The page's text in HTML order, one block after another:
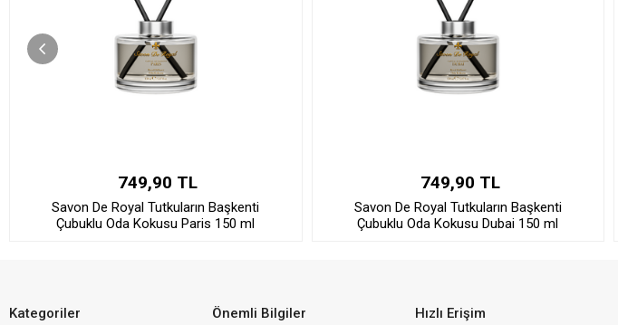
749,90 TL
Savon De Royal Tutkuların Başkenti
Çubuklu Oda Kokusu Paris 150 ml
749,90 TL
Savon De Royal Tutkuların Başkenti
Çubuklu Oda Kokusu Dubai 150 ml
Kategoriler Önemli Bilgiler Hızlı Erişim